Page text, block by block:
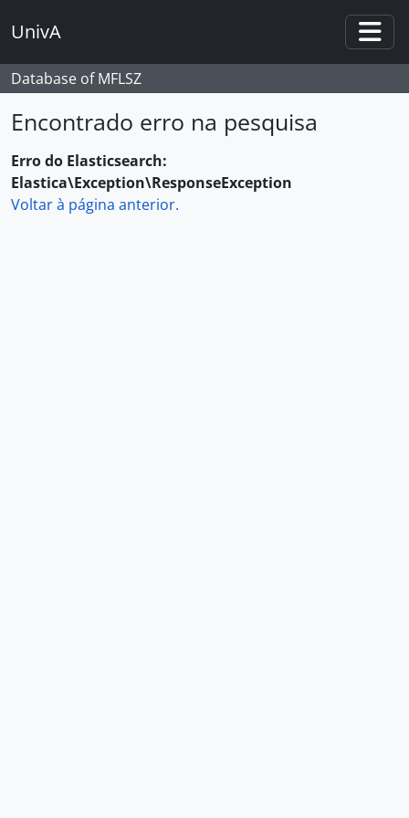
UnivA
Database of MFLSZ
Encontrado erro na pesquisa
Erro do Elasticsearch:
Elastica\Exception\ResponseException
Voltar à página anterior.